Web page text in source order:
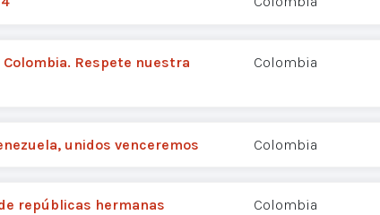
Colombia. Respete nuestra
Colombia
unidos venceremos Colombia
repúblicas hermanas Colombia